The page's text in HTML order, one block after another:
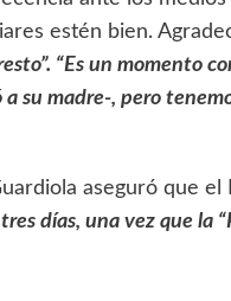
estén bien.
“Es un momento
su madre-, pero
aseguró que
días, una vez que la